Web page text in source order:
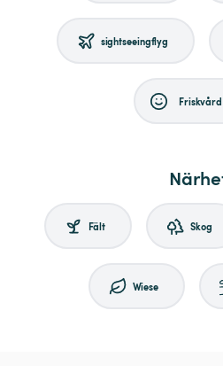
sightseeingflyg
Friskvård
Fält Skog
Wiese